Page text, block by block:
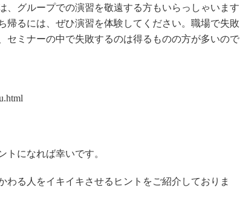
グループでの演習を敬遠する方もいらっしゃいます
帰るには、ぜひ演習を体験してください。職場で失敗
セミナーの中で失敗するのは得るものの方が多いので
になれば幸いです。
る人をイキイキさせるヒントをご紹介しておりま